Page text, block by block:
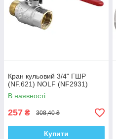
Кран кульовий 3/4" ГШР
(NF.621) NOLF (NF2931)
В наявності
257 ₴ 308,40 ₴
Купити